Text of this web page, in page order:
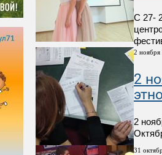
С 27-
2 ноября
2
2
31